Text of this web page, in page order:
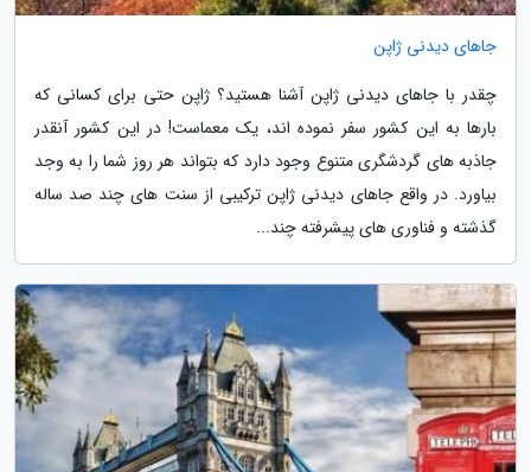
جاهای دیدنی ژاپن
چقدر با جاهای دیدنی ژاپن آشنا هستید؟ ژاپن حتی برای کسانی که
بارها به این کشور سفر نموده اند، یک معماست! در این کشور آنقدر
جاذبه های گردشگری متنوع وجود دارد که بتواند هر روز شما را به وجد
بیاورد. در واقع جاهای دیدنی ژاپن ترکیبی از سنت های چند صد ساله
گذشته و فناوری های پیشرفته چند...